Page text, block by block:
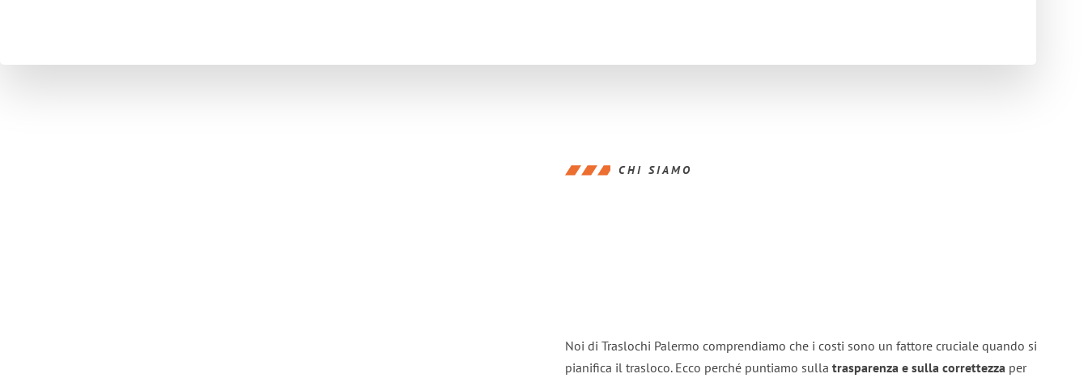
CHI SIAMO
Noi di Traslochi Palermo comprendiamo che i costi sono un fattore cruciale quando si
pianifica il trasloco. Ecco perché puntiamo sulla trasparenza e sulla correttezza per